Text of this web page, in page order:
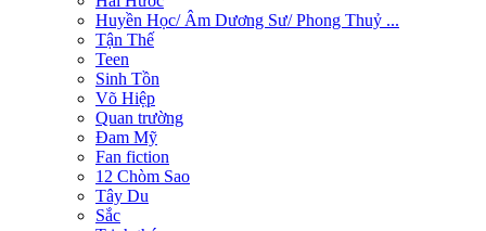
Huyền Học/ Âm Dương Sư/ Phong Thuỷ ...
Tận Thế
Teen
Sinh Tồn
Võ Hiệp
Quan trường
Đam Mỹ
Fan fiction
12 Chòm Sao
Tây Du
Sắc